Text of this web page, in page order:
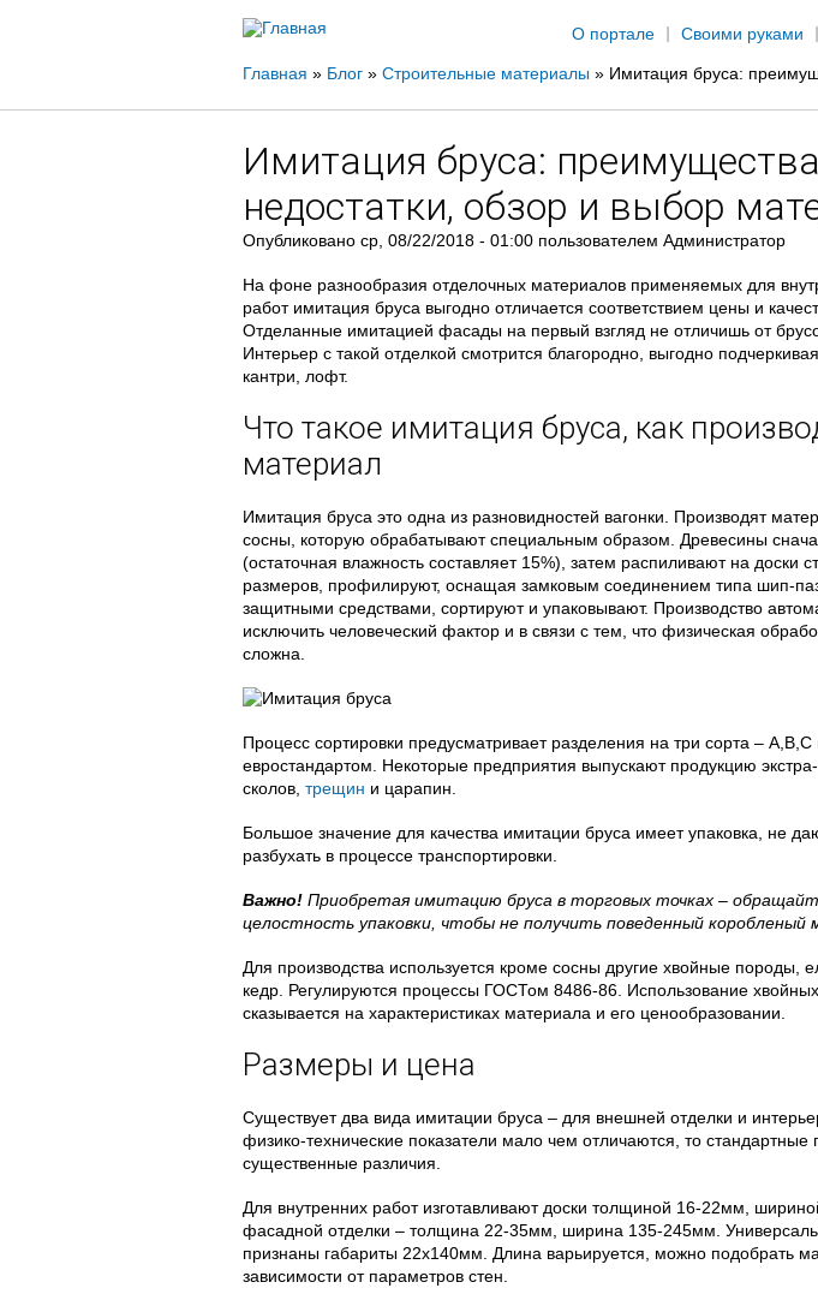
О портале
Своими руками
Вы
здесь
Главная » Блог » Строительные материалы » Имитация бруса:
Имитация бруса:
недостатки, обзор и выбор
Опубликовано ср, 08/22/2018 - 01:00 пользователем Администратор
На фоне разнообразия отделочных материалов применяемых для
работ имитация бруса выгодно отличается соответствием цены и
Отделанные имитацией фасады на первый взгляд не отличишь от
Интерьер с такой отделкой смотрится благородно, выгодно подчеркивая
кантри, лофт.
Что такое имитация бруса, как
материал
Имитация бруса это одна из разновидностей вагонки. Производят
сосны, которую обрабатывают специальным образом. Древесины
(остаточная влажность составляет 15%), затем распиливают на доски
размеров, профилируют, оснащая замковым соединением типа шип-
защитными средствами, сортируют и упаковывают. Производство
исключить человеческий фактор и в связи с тем, что физическая
сложна.
Процесс сортировки предусматривает разделения на три сорта – А,В,С
евростандартом. Некоторые предприятия выпускают продукцию экстра-
сколов, трещин и царапин.
Большое значение для качества имитации бруса имеет упаковка, не
разбухать в процессе транспортировки.
Важно! Приобретая имитацию бруса в торговых точках –
целостность упаковки, чтобы не получить поведенный коробленый
Для производства используется кроме сосны другие хвойные породы,
кедр. Регулируются процессы ГОСТом 8486-86. Использование
сказывается на характеристиках материала и его ценообразовании.
Размеры и цена
Существует два вида имитации бруса – для внешней отделки и
физико-технические показатели мало чем отличаются, то
существенные различия.
Для внутренних работ изготавливают доски толщиной 16-22мм,
фасадной отделки – толщина 22-35мм, ширина 135-245мм.
признаны габариты 22х140мм. Длина варьируется, можно подобрать
зависимости от параметров стен.